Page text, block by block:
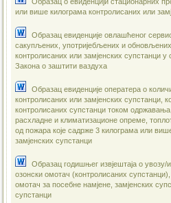
или више килограма контролисаних или
Образац евиденције овлашћеног
сакупљених, употријебљених и
контролисаних или замјенских супстанци у
Закона о заштити ваздуха
Образац евиденције оператера о
контролисаних или замјенских супстанци,
контролисаних супстанци током
расхладне и климатизационе опреме,
од пожара које садрже 3 килограма или
замјенских супстанци
Образац годишњег извјештаја о увозу/
озонски омотач (контролисаних
омотач за посебне намјене, замјенских
супстанци